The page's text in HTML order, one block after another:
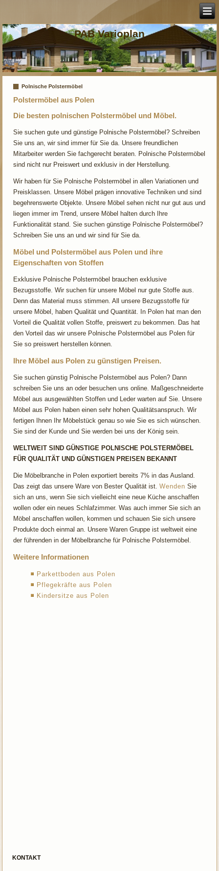
PAB Varioplan
Polnische Polstermöbel
Polstermöbel aus Polen
Die besten polnischen Polstermöbel und Möbel.
Sie suchen gute und günstige Polnische Polstermöbel? Schreiben
Sie uns an, wir sind immer für Sie da. Unsere freundlichen
Mitarbeiter werden Sie fachgerecht beraten. Polnische Polstermöbel
sind nicht nur Preiswert und exklusiv in der Herstellung.
Wir haben für Sie Polnische Polstermöbel in allen Variationen und
Preisklassen. Unsere Möbel prägen innovative Techniken und sind
begehrenswerte Objekte. Unsere Möbel sehen nicht nur gut aus und
liegen immer im Trend, unsere Möbel halten durch Ihre
Funktionalität stand. Sie suchen günstige Polnische Polstermöbel?
Schreiben Sie uns an und wir sind für Sie da.
Möbel und Polstermöbel aus Polen und ihre
Eigenschaften von Stoffen
Exklusive Polnische Polstermöbel brauchen exklusive
Bezugsstoffe. Wir suchen für unsere Möbel nur gute Stoffe aus.
Denn das Material muss stimmen. All unsere Bezugsstoffe für
unsere Möbel, haben Qualität und Quantität. In Polen hat man den
Vorteil die Qualität vollen Stoffe, preiswert zu bekommen. Das hat
den Vorteil das wir unsere Polnische Polstermöbel aus Polen für
Sie so preiswert herstellen können.
Ihre Möbel aus Polen zu günstigen Preisen.
Sie suchen günstig Polnische Polstermöbel aus Polen? Dann
schreiben Sie uns an oder besuchen uns online. Maßgeschneiderte
Möbel aus ausgewählten Stoffen und Leder warten auf Sie. Unsere
Möbel aus Polen haben einen sehr hohen Qualitätsanspruch. Wir
fertigen Ihnen Ihr Möbelstück genau so wie Sie es sich wünschen.
Sie sind der Kunde und Sie werden bei uns der König sein.
WELTWEIT SIND GÜNSTIGE POLNISCHE POLSTERMÖBEL
FÜR QUALITÄT UND GÜNSTIGEN PREISEN BEKANNT
Die Möbelbranche in Polen exportiert bereits 7% in das Ausland.
Das zeigt das unsere Ware von Bester Qualität ist.Wenden Sie
sich an uns, wenn Sie sich vielleicht eine neue Küche anschaffen
wollen oder ein neues Schlafzimmer. Was auch immer Sie sich an
Möbel anschaffen wollen, kommen und schauen Sie sich unsere
Produkte doch einmal an. Unsere Waren Gruppe ist weltweit eine
der führenden in der Möbelbranche für Polnische Polstermöbel.
Weitere Informationen
Parkettboden aus Polen
Pflegekräfte aus Polen
Kindersitze aus Polen
KONTAKT